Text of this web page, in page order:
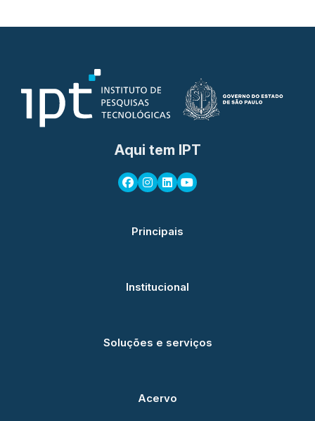
Aqui tem IPT
Principais
Institucional
Soluções e serviços
Acervo